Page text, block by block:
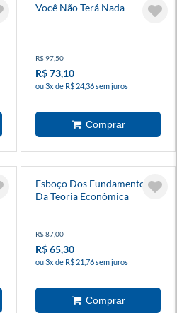
Você Não Terá Nada
R$ 97,50
R$ 73,10
ou 3x de R$ 24,36 sem juros
Esboço Dos Fundamentos
Da Teoria Econômica
R$ 87,00
R$ 65,30
ou 3x de R$ 21,76 sem juros